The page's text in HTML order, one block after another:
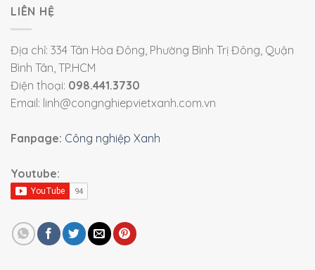
LIÊN HỆ
Địa chỉ: 334 Tân Hòa Đông, Phường Bình Trị Đông, Quận
Bình Tân, TP.HCM
Điện thoại: 098.441.3730
Email: linh@congnghiepvietxanh.com.vn
Fanpage: Công nghiệp Xanh
Youtube: